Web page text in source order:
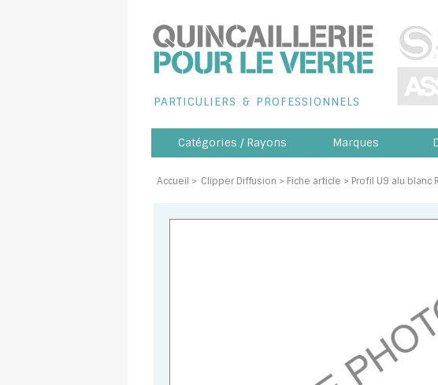
PARTICULIERS & PROFESSIONNELS
Catégories / Rayons Marques
Accueil > Clipper Diffusion > Fiche article > Profil U9 alu